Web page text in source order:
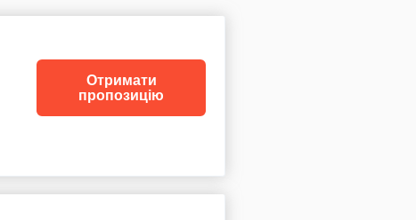
Отримати
пропозицію